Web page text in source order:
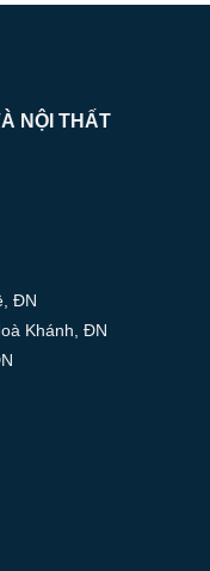
NỘI THẤT
ĐN
Khánh, ĐN